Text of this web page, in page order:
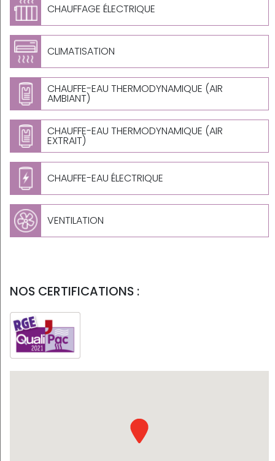
CHAUFFAGE ÉLECTRIQUE
CLIMATISATION
CHAUFFE-EAU THERMODYNAMIQUE (AIR
AMBIANT)
CHAUFFE-EAU THERMODYNAMIQUE (AIR
EXTRAIT)
CHAUFFE-EAU ÉLECTRIQUE
VENTILATION
NOS CERTIFICATIONS :